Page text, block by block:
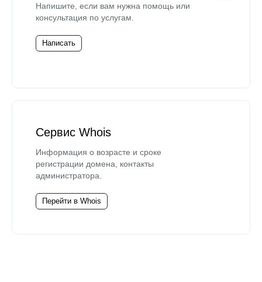
Напишите, если вам нужна помощь или
консультация по услугам.
Написать
Сервис Whois
Информация о возрасте и сроке
регистрации домена, контакты
администратора.
Перейти в Whois